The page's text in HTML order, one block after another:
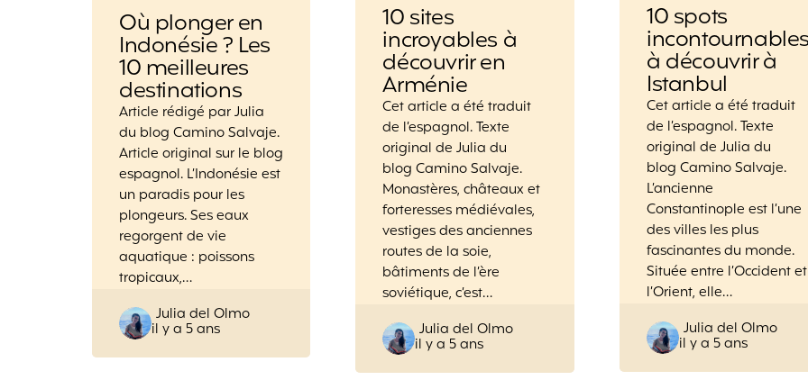
Où plonger en
Indonésie ? Les
10 meilleures
destinations
Article rédigé par Julia
du blog Camino Salvaje.
Article original sur le blog
espagnol. L’Indonésie est
un paradis pour les
plongeurs. Ses eaux
regorgent de vie
aquatique : poissons
tropicaux,…
Posted
by
Julia del Olmo
il y a 5 ans
10 sites
incroyables à
découvrir en
Arménie
Cet article a été traduit
de l’espagnol. Texte
original de Julia du
blog Camino Salvaje.
Monastères, châteaux et
forteresses médiévales,
vestiges des anciennes
routes de la soie,
bâtiments de l’ère
soviétique, c’est…
Posted
by
Julia del Olmo
il y a 5 ans
10 spots
à découvrir à
Istanbul
Cet article a été traduit
de l’espagnol. Texte
original de Julia du
blog Camino Salvaje.
L’ancienne
Constantinople est l’une
des villes les plus
fascinantes du monde.
Située entre l’Occident et
l’Orient, elle…
Posted
by
Julia del Olmo
il y a 5 ans